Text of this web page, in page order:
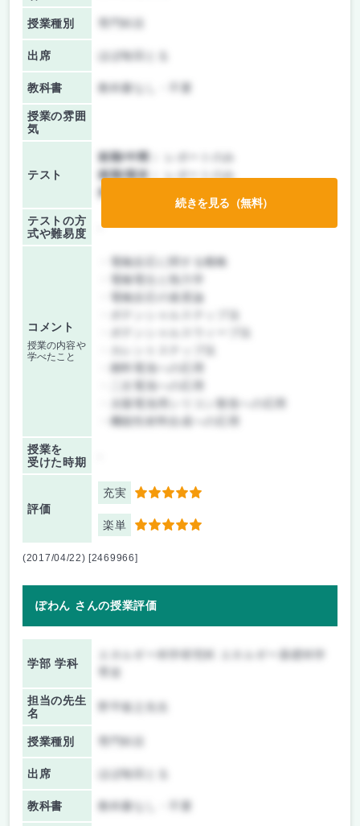
授業種別
出席 ほぼ毎回とる
教科書 教科書なし・不要
授業の雰囲
気
テスト
前期/中間：
後期/期末：
テストの方
式や難易度
-
コメント
授業の内容や
学べたこと
・電極反応に関する概略
・電極電位と熱力学
・電極反応の速度論
・燃料電池への応用
・機能性材料合成への応用
授業を
受けた時期
評価
充実 5
楽単 5
続きを見る（無料）
(2017/04/22) [2469966]
ぽわん さんの授業評価
学部 学科
担当の先生
名
野平俊之先生
授業種別
出席 ほぼ毎回とる
教科書 教科書なし・不要